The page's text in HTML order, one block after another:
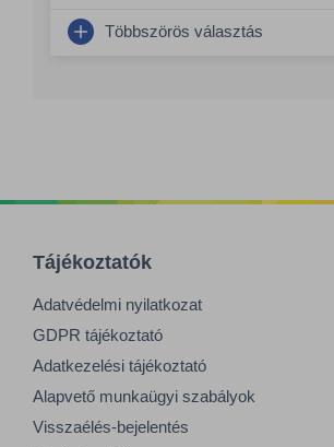
Többszörös választás
Tájékoztatók
Adatvédelmi nyilatkozat
GDPR tájékoztató
Adatkezelési tájékoztató
Alapvető munkaügyi szabályok
Visszaélés-bejelentés